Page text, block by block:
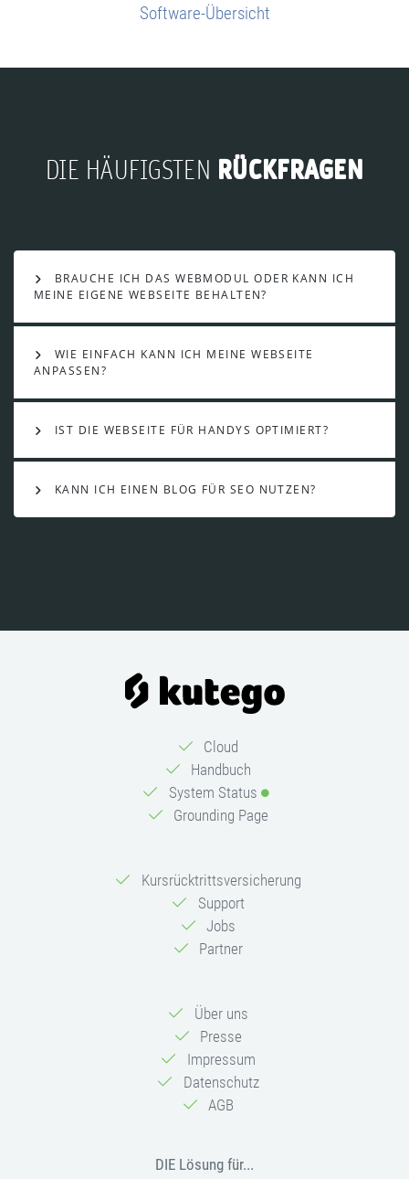
Software-Übersicht
DIE HÄUFIGSTEN RÜCKFRAGEN
BRAUCHE ICH DAS WEBMODUL ODER KANN ICH
MEINE EIGENE WEBSEITE BEHALTEN?
WIE EINFACH KANN ICH MEINE WEBSEITE
ANPASSEN?
IST DIE WEBSEITE FÜR HANDYS OPTIMIERT?
KANN ICH EINEN BLOG FÜR SEO NUTZEN?
Cloud
Handbuch
System Status
Grounding Page
Kursrücktrittsversicherung
Support
Jobs
Partner
Über uns
Presse
Impressum
Datenschutz
AGB
DIE Lösung für...